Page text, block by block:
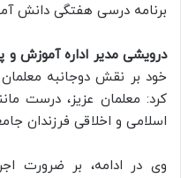
برنامه درسی هفتگی دانش
درویشی مدیر اداره آموزش
خود بر نقش دوجانبه
کرد: معلمان عزیز، درست
اسلامی و اخلاقی فرزندان
وی در ادامه، بر ضرورت